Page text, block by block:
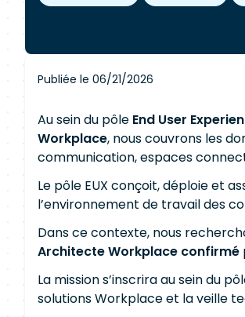
Publiée le 06/21/2026
Au sein du pôle End User
Workplace, nous couvrons les
communication, espaces
Le pôle EUX conçoit, déploie et
l’environnement de travail des
Dans ce contexte, nous
Architecte Workplace confirmé
La mission s’inscrira au sein du
solutions Workplace et la veille